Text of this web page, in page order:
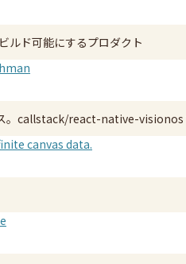
ルド可能にするプロダクト
callstack/react-native-visionos
canvas data.